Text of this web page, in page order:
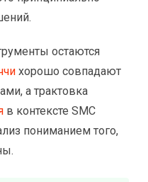
остаются
хорошо совпадают
а трактовка
в контексте SMC
пониманием того,